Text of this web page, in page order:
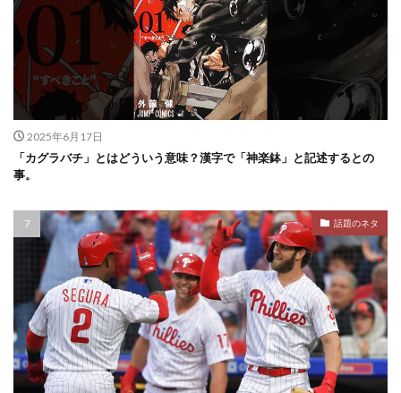
2025年6月17日
「カグラバチ」とはどういう意味？漢字で「神楽鉢」と記述するとの
事。
話題のネタ